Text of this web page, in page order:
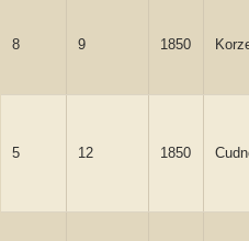
8 9 1850
5 12 1850